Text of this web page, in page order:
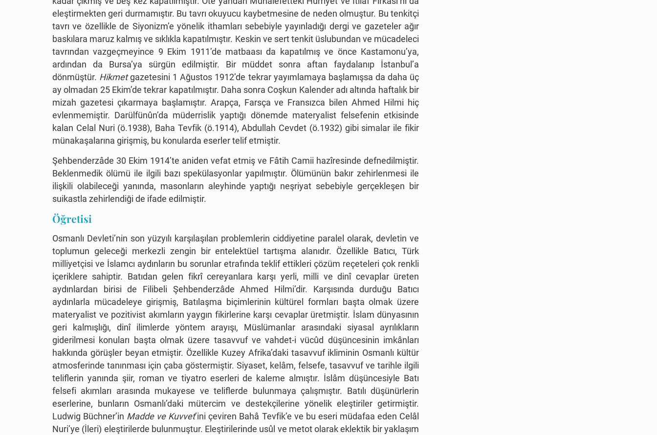
eleştirmekten geri durmamıştır. Bu tavrı okuyucu kaybetmesine de neden olmuştur. Bu tenkitçi
tavrı ve özellikle de Siyonizm’e yönelik ithamları sebebiyle yayınladığı dergi ve gazeteler ağır
baskılara maruz kalmış ve sıklıkla kapatılmıştır. Keskin ve sert tenkit üslubundan ve mücadeleci
tavrından vazgeçmeyince 9 Ekim 1911’de matbaası da kapatılmış ve önce Kastamonu’ya,
ardından da Bursa’ya sürgün edilmiştir. Bir müddet sonra aftan faydalanıp İstanbul’a
dönmüştür. Hikmetgazetesini 1 Ağustos 1912’de tekrar yayımlamaya başlamışsa da daha üç
ay olmadan 25 Ekim’de tekrar kapatılmıştır. Daha sonra Coşkun Kalender adı altında haftalık bir
mizah gazetesi çıkarmaya başlamıştır. Arapça, Farsça ve Fransızca bilen Ahmed Hilmi hiç
evlenmemiştir. Darülfünûn’da müderrislik yaptığı dönemde materyalist felsefenin etkisinde
kalan Celal Nuri (ö.1938), Baha Tevfik (ö.1914), Abdullah Cevdet (ö.1932) gibi simalar ile fikir
münakaşalarına girişmiş, bu konularda eserler telif etmiştir.
Şehbenderzâde 30 Ekim 1914’te aniden vefat etmiş ve Fâtih Camii hazîresinde defnedilmiştir.
Beklenmedik ölümü ile ilgili bazı spekülasyonlar yapılmıştır. Ölümünün bakır zehirlenmesi ile
ilişkili olabileceği yanında, masonların aleyhinde yaptığı neşriyat sebebiyle gerçekleşen bir
suikastla zehirlendiği de ifade edilmiştir.
Öğretisi
Osmanlı Devleti’nin son yüzyılı karşılaşılan problemlerin ciddiyetine paralel olarak, devletin ve
toplumun geleceği merkezli zengin bir entelektüel tartışma alanıdır. Özellikle Batıcı, Türk
milliyetçisi ve İslamcı aydınların bu sorunlar etrafında teklif ettikleri çözüm reçeteleri çok renkli
içeriklere sahiptir. Batıdan gelen fikrî cereyanlara karşı yerli, milli ve dinî cevaplar üreten
aydınlardan birisi de Filibeli Şehbenderzâde Ahmed Hilmi’dir. Karşısında durduğu Batıcı
aydınlarla mücadeleye girişmiş, Batılaşma biçimlerinin kültürel formları başta olmak üzere
materyalist ve pozitivist akımların yaygın fikirlerine karşı cevaplar üretmiştir. İslam dünyasının
geri kalmışlığı, dinî ilimlerde yöntem arayışı, Müslümanlar arasındaki siyasal ayrılıkların
giderilmesi konuları başta olmak üzere tasavvuf ve vahdet-i vücûd düşüncesinin imkânları
hakkında görüşler beyan etmiştir. Özellikle Kuzey Afrika’daki tasavvuf ikliminin Osmanlı kültür
atmosferinde tanınması için çaba göstermiştir. Siyaset, kelâm, felsefe, tasavvuf ve tarihle ilgili
teliflerin yanında şiir, roman ve tiyatro eserleri de kaleme almıştır. İslâm düşüncesiyle Batı
felsefi akımları arasında mukayese ve teliflerde bulunmaya çalışmıştır. Batılı düşünürlerin
eserlerine, bunların Osmanlı’daki mütercim ve destekçilerine yönelik eleştiriler getirmiştir.
Ludwig Büchner’in Madde ve Kuvvet’ini çeviren Bahâ Tevfik’e ve bu eseri müdafaa eden Celâl
Nuri’ye (İleri) eleştirilerde bulunmuştur. Eleştirilerinde usûl ve metot olarak eklektik bir yaklaşım